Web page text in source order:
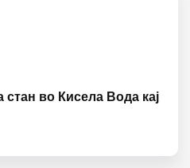
во Кисела Вода кај